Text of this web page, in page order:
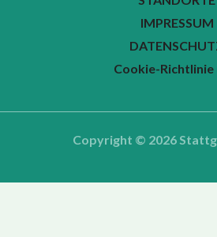
IMPRESSUM
Cookie-Richtlinie
Copyright © 2026